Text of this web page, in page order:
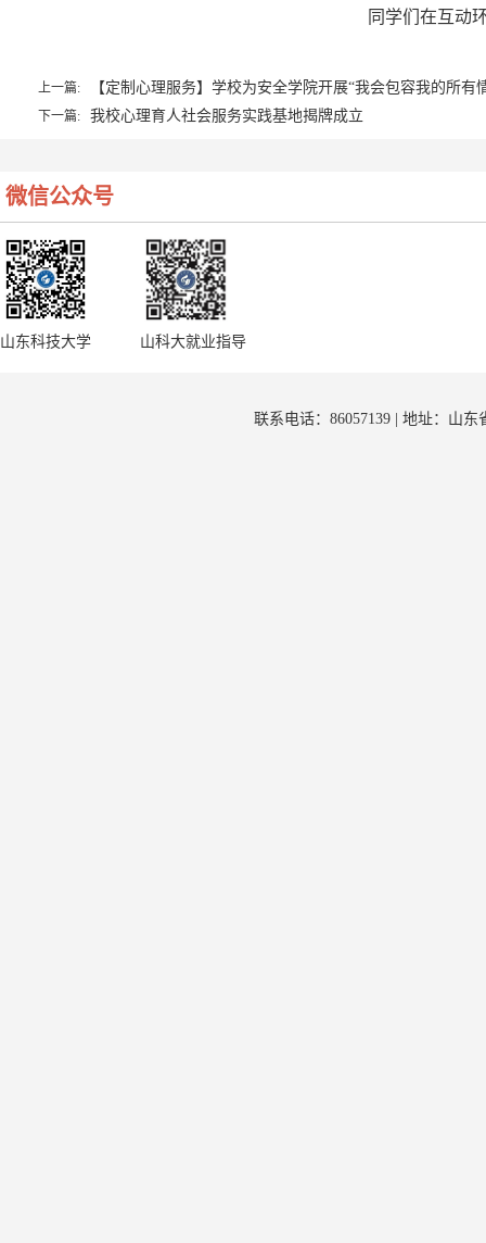
同学们在互动
上一篇: 【定制心理服务】学校为安全学院开展“我会包容我的所有
下一篇: 我校心理育人社会服务实践基地揭牌成立
微信公众号
山东科技大学 山科大就业指导
联系电话：86057139 | 地址：山